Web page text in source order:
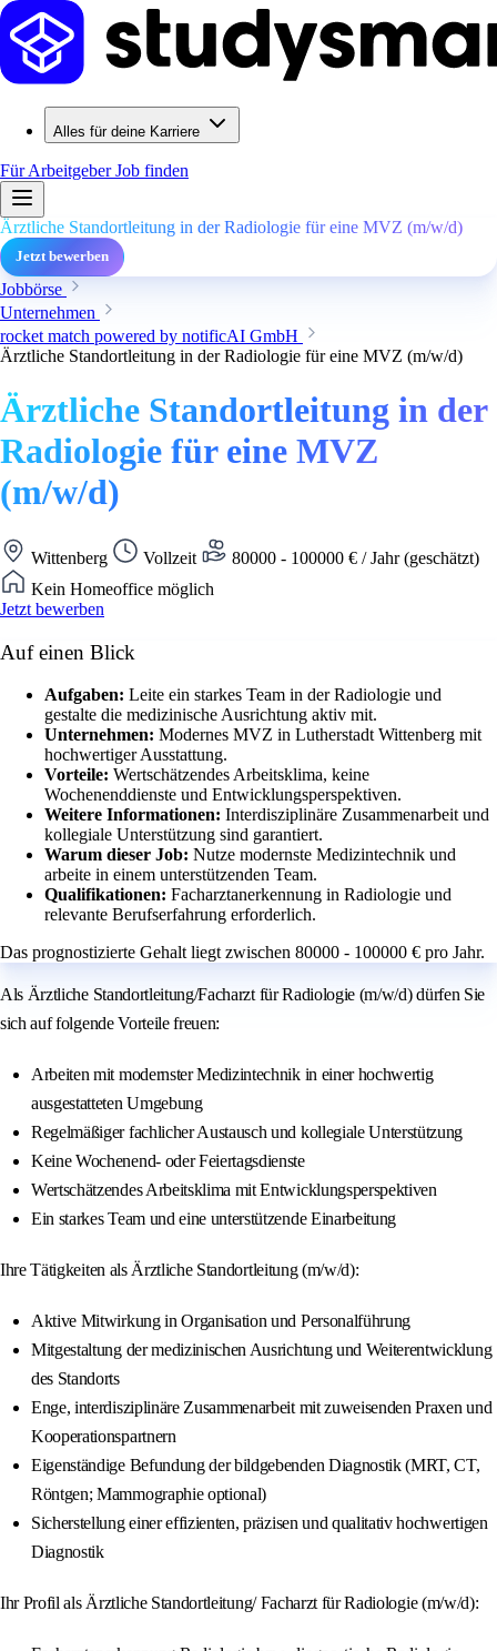
Alles für deine Karriere
Für ArbeitgeberJob finden
Ärztliche Standortleitung in der Radiologie für eine MVZ (m/w/d)
Jetzt bewerben
Jobbörse
Unternehmen
rocket match powered by notificAI GmbH
Ärztliche Standortleitung in der Radiologie für eine MVZ (m/w/d)
Ärztliche Standortleitung in der
Radiologie für eine MVZ
(m/w/d)
Wittenberg Vollzeit
80000 - 100000 € / Jahr (geschätzt)
Kein Homeoffice möglich
Jetzt bewerben
Auf einen Blick
Aufgaben: Leite ein starkes Team in der Radiologie und
gestalte die medizinische Ausrichtung aktiv mit.
Unternehmen: Modernes MVZ in Lutherstadt Wittenberg mit
hochwertiger Ausstattung.
Vorteile: Wertschätzendes Arbeitsklima, keine
Wochenenddienste und Entwicklungsperspektiven.
Weitere Informationen: Interdisziplinäre Zusammenarbeit und
kollegiale Unterstützung sind garantiert.
Warum dieser Job: Nutze modernste Medizintechnik und
arbeite in einem unterstützenden Team.
Qualifikationen: Facharztanerkennung in Radiologie und
relevante Berufserfahrung erforderlich.
Das prognostizierte Gehalt liegt zwischen 80000 - 100000 € pro Jahr.
Als Ärztliche Standortleitung/Facharzt für Radiologie (m/w/d) dürfen Sie
sich auf folgende Vorteile freuen:
Arbeiten mit modernster Medizintechnik in einer hochwertig
ausgestatteten Umgebung
Regelmäßiger fachlicher Austausch und kollegiale Unterstützung
Keine Wochenend- oder Feiertagsdienste
Wertschätzendes Arbeitsklima mit Entwicklungsperspektiven
Ein starkes Team und eine unterstützende Einarbeitung
Ihre Tätigkeiten als Ärztliche Standortleitung (m/w/d):
Aktive Mitwirkung in Organisation und Personalführung
Mitgestaltung der medizinischen Ausrichtung und Weiterentwicklung
des Standorts
Enge, interdisziplinäre Zusammenarbeit mit zuweisenden Praxen und
Kooperationspartnern
Eigenständige Befundung der bildgebenden Diagnostik (MRT, CT,
Röntgen; Mammographie optional)
Sicherstellung einer effizienten, präzisen und qualitativ hochwertigen
Diagnostik
Ihr Profil als Ärztliche Standortleitung/ Facharzt für Radiologie (m/w/d):